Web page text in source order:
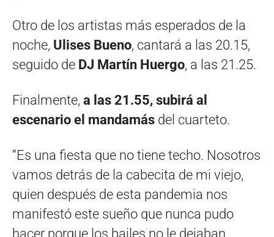
Otro de los artistas más esperados de la
noche, Ulises Bueno, cantará a las 20.15,
seguido de DJ Martín Huergo, a las 21.25.
Finalmente, a las 21.55, subirá al
escenario el mandamás del cuarteto.
“Es una fiesta que no tiene techo. Nosotros
vamos detrás de la cabecita de mi viejo,
quien después de esta pandemia nos
manifestó este sueño que nunca pudo
hacer porque los bailes no le dejaban